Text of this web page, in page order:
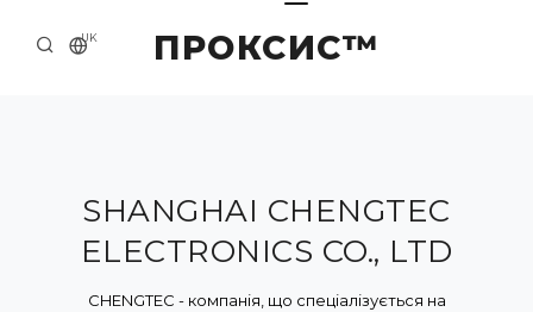
ПРОКСИС™
UK
ПРО НАС
ПРИКЛАДИ ТА РІШЕННЯ
КАТАЛОГ ПРОДУКЦІЇ
SHANGHAI CHENGTEC
ELECTRONICS CO., LTD
CHENGTEC - компанія, що спеціалізується на